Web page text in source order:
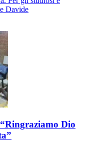
Davide
Dio